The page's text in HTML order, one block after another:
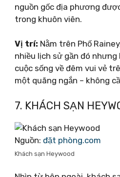
nguồn gốc địa phương
trong khuôn viên.
Vị trí: Nằm trên Phố
nhiều lịch sử gần đó
cuộc sống về đêm vui vẻ
một quãng ngắn – không
7. KHÁCH SẠN
Nguồn: đặt phòng.com
Khách sạn Heywood